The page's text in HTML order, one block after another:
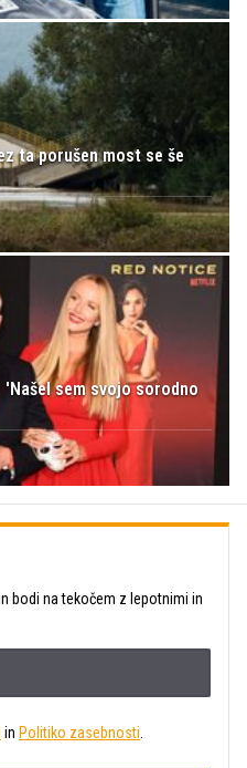
ta porušen most se še
sem svojo sorodno
bodi na tekočem z lepotnimi in
in Politiko zasebnosti